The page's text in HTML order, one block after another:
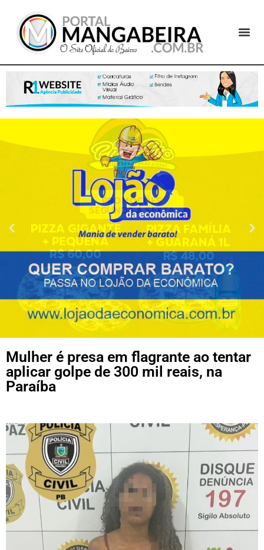
Mulher é presa em flagrante ao tentar
aplicar golpe de 300 mil reais, na
Paraíba